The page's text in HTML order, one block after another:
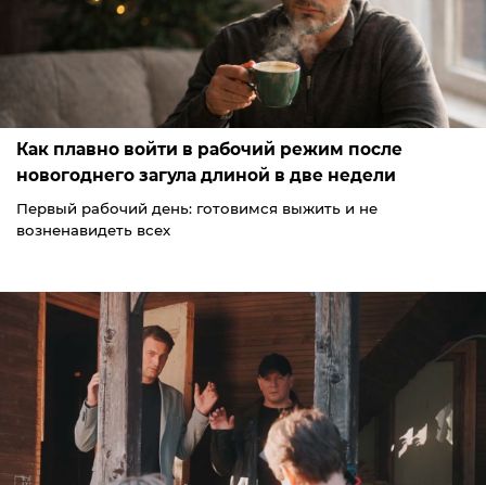
Как плавно войти в рабочий режим после
новогоднего загула длиной в две недели
Первый рабочий день: готовимся выжить и не
возненавидеть всех